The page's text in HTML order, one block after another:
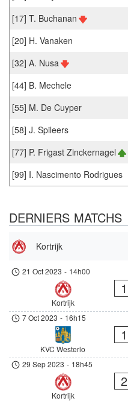
[17] T. Buchanan
[20] H. Vanaken
[32] A. Nusa
[44] B. Mechele
[55] M. De Cuyper
[58] J. Spileers
[77] P. Frigast Zinckernagel
[99] I. Nascimento Rodrigues
DERNIERS MATCHS
Kortrijk
21 Oct 2023 - 14h00
Kortrijk
1
7 Oct 2023 - 16h15
KVC Westerlo
1
29 Sep 2023 - 18h45
Kortrijk
2